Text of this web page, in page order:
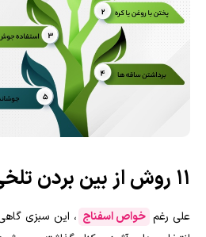
11 روش از بین بردن تلخی اسفناج پخته
علی رغم خواص اسفناج ، این سبزی